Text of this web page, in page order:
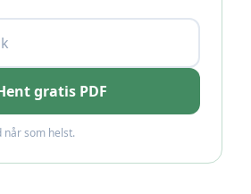
gratis PDF
når som helst.